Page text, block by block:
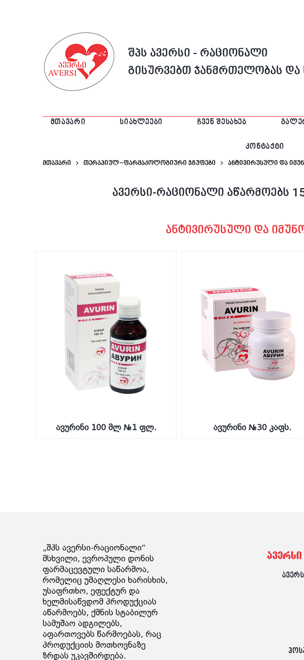
შპს ავერსი - რაციონალი
გისურვებთ ჯანმრთელობას და
ᲛᲗᲐᲕᲐᲠᲘ ᲡᲘᲐᲮᲚᲔᲔᲑᲘ ᲩᲕᲔᲜ ᲨᲔᲡᲐᲮᲔᲑ
ᲙᲝᲜᲢᲐᲥᲢᲘ
მთავარი თერაპიულ–ფარმაკოლოგიური ჯგუფები Ანტივირუსული Და
ავერსი-რაციონალი აწარმოებს
ანტივირუსული და
ავურინი 100 მლ №1 ფლ. ავურინი №30 კაფს.
„შპს ავერსი-რაციონალი“
მსხვილი, ევროპული დონის
ფარმაცევტული საწარმოა,
რომელიც უმაღლესი ხარისხის,
უსაფრთხო, ეფექტურ და
ხელმისაწვდომ პროდუქციას
აწარმოებს, ქმნის სტაბილურ
სამუშაო ადგილებს,
აფართოვებს წარმოებას, რაც
პროდუქციის მოთხოვნაზე
ზრდას უკავშირდება.